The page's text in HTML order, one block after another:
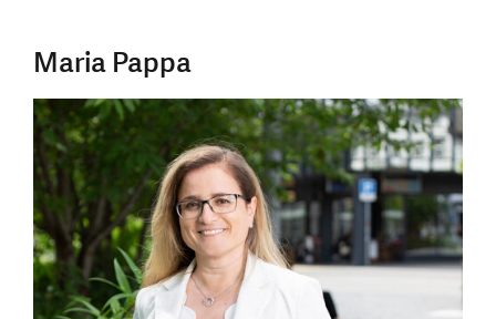
Maria Pappa